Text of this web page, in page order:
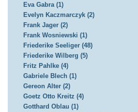
Eva Gabra (1)
Evelyn Kaczmarczyk (2)
Frank Jager (2)
Frank Wosniewski (1)
Friederike Seeliger (48)
Friederike Wilberg (5)
Fritz Pahlke (4)
Gabriele Blech (1)
Gereon Alter (2)
Goetz Otto Kreitz (4)
Gotthard Oblau (1)